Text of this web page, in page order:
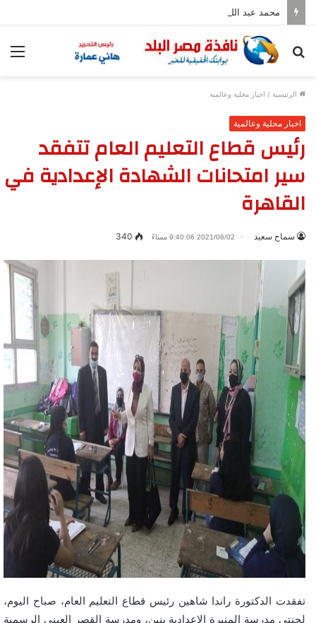
بحث
الرئيسية / اخبار محلية وعالمية
اخبار محلية وعالمية
رئيس قطاع التعليم العام تتفقد
سير امتحانات الشهادة الإعدادية في
القاهرة
سماح سعيد 2021/06/02 9:40:06 مساءً 340
تفقدت الدكتورة راندا شاهين رئيس قطاع التعليم العام، صباح اليوم،
لجنتي مدرسة المنيرة الإعدادية بنين، ومدرسة القصر العيني الرسمية